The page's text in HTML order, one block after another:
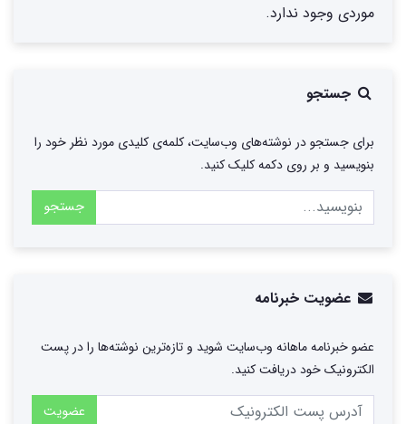
موردی وجود ندارد.
جستجو
برای جستجو در نوشته‌های وب‌سایت، کلمه‌ی کلیدی مورد نظر خود را
بنویسید و بر روی دکمه کلیک کنید.
جستجو
عضویت خبرنامه
عضو خبرنامه ماهانه وب‌سایت شوید و تازه‌ترین نوشته‌ها را در پست
الکترونیک خود دریافت کنید.
عضویت